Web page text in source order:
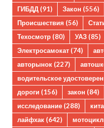
ГИБДД (91) Закон (556)
Происшествия (56)
Техосмотр (80) УАЗ (85)
Электросамокат (74)
авторынок (227)
водительское
дороги (156) закон (84)
исследование (288)
лайфхак (642)